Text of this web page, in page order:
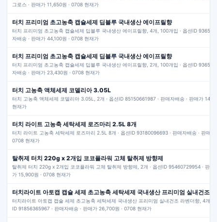
그로스 · 판매가 11,650원 · 0708 현재가
터치 프리미엄 초고농축 캡슐세제 딥블루 국내생산 에이프릴향
터치 프리미엄 초고농축 캡슐세제 딥블루 국내생산 에이프릴향, 4개, 100개입 · 옵션ID
자배송 · 판매가 44,100원 · 0708 현재가
터치 프리미엄 초고농축 캡슐세제 딥블루 국내생산 에이프릴향
터치 프리미엄 초고농축 캡슐세제 딥블루 국내생산 에이프릴향, 2개, 100개입 · 옵션ID
자배송 · 판매가 23,430원 · 0708 현재가
터치 고농축 액체세제 코델리아 3.05L
터치 고농축 액체세제 코델리아 3.05L, 2개 · 옵션ID 85150661987 · 판매자배송 · 판매가
현재가
터치 라이트 고농축 세탁세제 로즈마리 2.5L 8개
터치 라이트 고농축 세탁세제 로즈마리 2.5L 8개 · 옵션ID 93180096693 · 판매자배송 · 판매가
0708 현재가
탈취제 터치 220g x 2개입 코코플라워 고체 탈취제 방향제
탈취제 터치 220g x 2개입 코코플라워 고체 탈취제 방향제, 2개 · 옵션ID 95460729954 · 판매
가 15,900원 · 0708 현재가
터치라이트 아토캡 캡슐 세제 초고농축 세탁세제 국내생산 프리미엄 실내건조
터치라이트 아토캡 캡슐 세제 초고농축 세탁세제 국내생산 프리미엄 실내건조 라벤더향, 4개,
ID 91856365967 · 판매자배송 · 판매가 26,700원 · 0708 현재가